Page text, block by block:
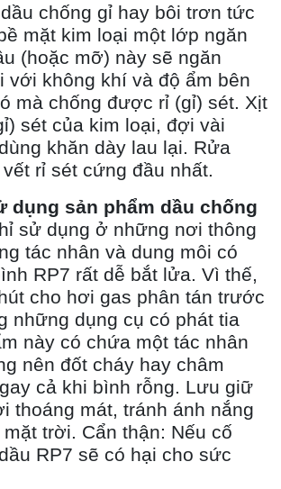
chống gỉ hay bôi trơn tức
mặt kim loại một lớp ngăn
(hoặc mỡ) này sẽ ngăn
với không khí và độ ẩm bên
mà chống được rỉ (gỉ) sét. Xịt
sét của kim loại, đợi vài
khăn dày lau lại. Rửa
rỉ sét cứng đầu nhất.
dụng sản phẩm dầu chống
sử dụng ở những nơi thông
tác nhân và dung môi có
RP7 rất dễ bắt lửa. Vì thế,
cho hơi gas phân tán trước
những dụng cụ có phát tia
này có chứa một tác nhân
nên đốt cháy hay châm
cả khi bình rỗng. Lưu giữ
thoáng mát, tránh ánh nắng
trời. Cẩn thận: Nếu cố
RP7 sẽ có hại cho sức